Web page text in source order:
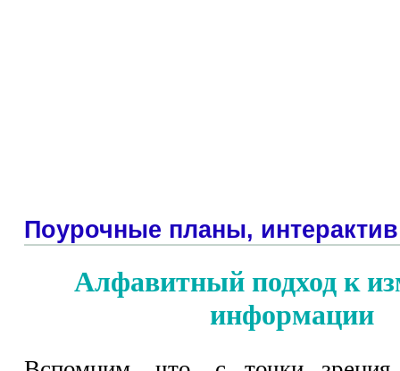
Поурочные планы, интерактив
Алфавитный подход к
информации